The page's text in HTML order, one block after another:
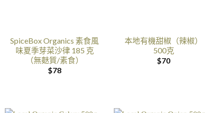
SpiceBox Organics 素食風
味夏季芽菜沙律 185 克
（無麩質/素食）
$78
本地有機甜椒（辣椒）
500克
$70